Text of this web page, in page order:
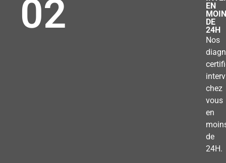
02
EN
DE
24H
Nos
chez
vous
en
de
24H.